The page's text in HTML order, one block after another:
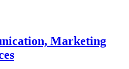
Marketing